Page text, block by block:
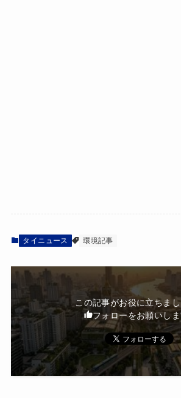
タイニュース 環境記事
この記事がお役に立ちま
フォローをお願いし